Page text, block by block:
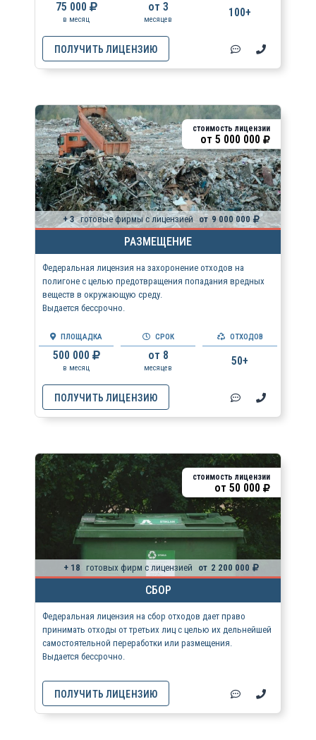
75 000
в месяц
от 3
месяцев
100+
ПОЛУЧИТЬ ЛИЦЕНЗИЮ
РАЗМЕЩЕНИЕ
+ 3 готовые фирмы с лицензией от 9 000 000
стоимость лицензии
от 5 000 000
Федеральная лицензия на захоронение отходов на
полигоне с целью предотвращения попадания вредных
веществ в окружающую среду.
Выдается бессрочно.
ПЛОЩАДКА
500 000
в месяц
СРОК
от 8
месяцев
ОТХОДОВ
50+
ПОЛУЧИТЬ ЛИЦЕНЗИЮ
СБОР
+ 18 готовых фирм с лицензией от 2 200 000
стоимость лицензии
от 50 000
Федеральная лицензия на сбор отходов дает право
принимать отходы от третьих лиц с целью их дельнейшей
самостоятельной переработки или размещения.
Выдается бессрочно.
ПОЛУЧИТЬ ЛИЦЕНЗИЮ